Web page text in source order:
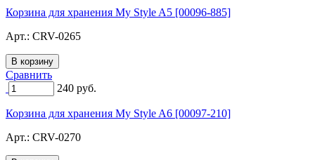
Корзина для хранения My Style A5 [00096-885]
Арт.: CRV-0265
Сравнить
240 руб.
Корзина для хранения My Style A6 [00097-210]
Арт.: CRV-0270